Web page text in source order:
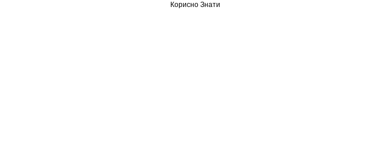
Корисно Знати